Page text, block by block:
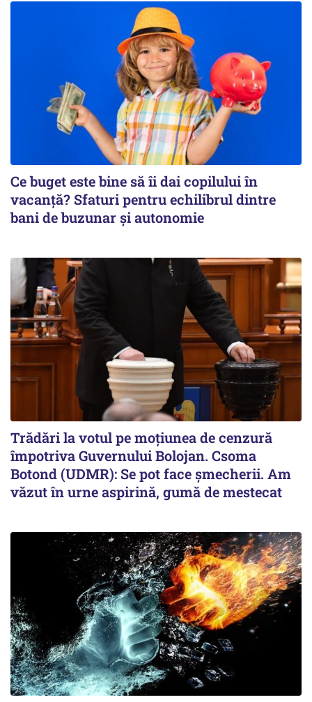
Ce buget este bine să îi dai copilului în
vacanță? Sfaturi pentru echilibrul dintre
bani de buzunar și autonomie
Trădări la votul pe moțiunea de cenzură
împotriva Guvernului Bolojan. Csoma
Botond (UDMR): Se pot face șmecherii. Am
văzut în urne aspirină, gumă de mestecat